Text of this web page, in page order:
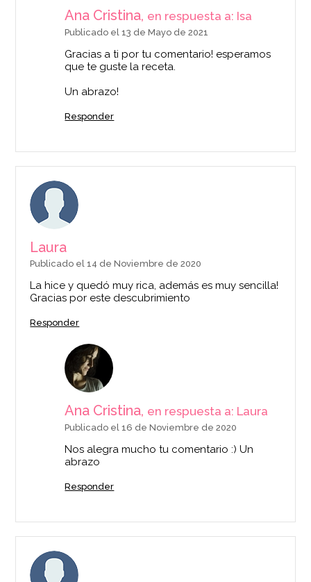
Ana Cristina, en respuesta a: Isa
Publicado el 13 de Mayo de 2021
Gracias a ti por tu comentario! esperamos
que te guste la receta.
Un abrazo!
Responder
Laura
Publicado el 14 de Noviembre de 2020
La hice y quedó muy rica, además es muy sencilla!
Gracias por este descubrimiento
Responder
Ana Cristina, en respuesta a: Laura
Publicado el 16 de Noviembre de 2020
Nos alegra mucho tu comentario :) Un
abrazo
Responder